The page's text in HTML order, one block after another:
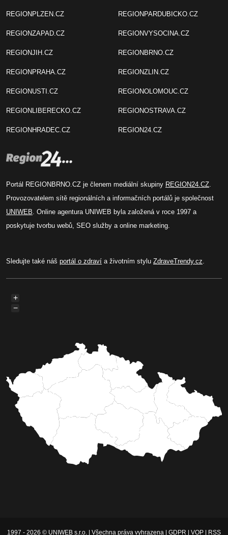
REGIONPLZEN.CZ
REGIONZAPAD.CZ
REGIONJIH.CZ
REGIONPRAHA.CZ
REGIONUSTI.CZ
REGIONLIBERECKO.CZ
REGIONHRADEC.CZ
REGIONPARDUBICKO.CZ
REGIONVYSOCINA.CZ
REGIONBRNO.CZ
REGIONZLIN.CZ
REGIONOLOMOUC.CZ
REGIONOSTRAVA.CZ
REGION24.CZ
Portál REGIONBRNO.CZ je členem mediální skupiny REGION24.CZ.
Provozovatelem sítě regionálních a informačních portálů je společnost
UNIWEB. Online agentura UNIWEB byla založená v roce 1997 a
poskytuje tvorbu webů, SEO služby a online marketing.
Sledujte také náš portál o zdraví a životním stylu ZdraveTrendy.cz.
+
−
1997 - 2026 © UNIWEB s.r.o. | Všechna práva vyhrazena | GDPR VOP RSS